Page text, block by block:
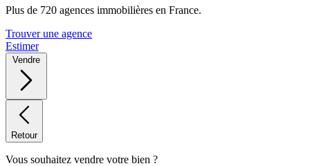
Plus de 720 agences immobilières en France.
Trouver une agence
Estimer
Vendre
Retour
Vous souhaitez vendre votre bien ?